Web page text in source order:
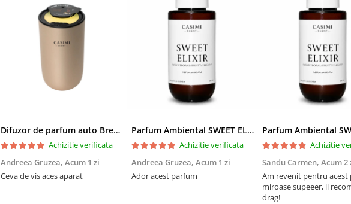
Difuzor de parfum auto Breeze Gold
Achizitie verificata
Andreea Gruzea, Acum 1 zi
Ceva de vis aces aparat
Parfum Ambiental SWEET ELIXIR
Achizitie verificata
Andreea Gruzea, Acum 1 zi
Ador acest parfum
Achizitie
Sandu Carmen, Acum 2
Am revenit pentru acest
miroase supeeer, il
drag!